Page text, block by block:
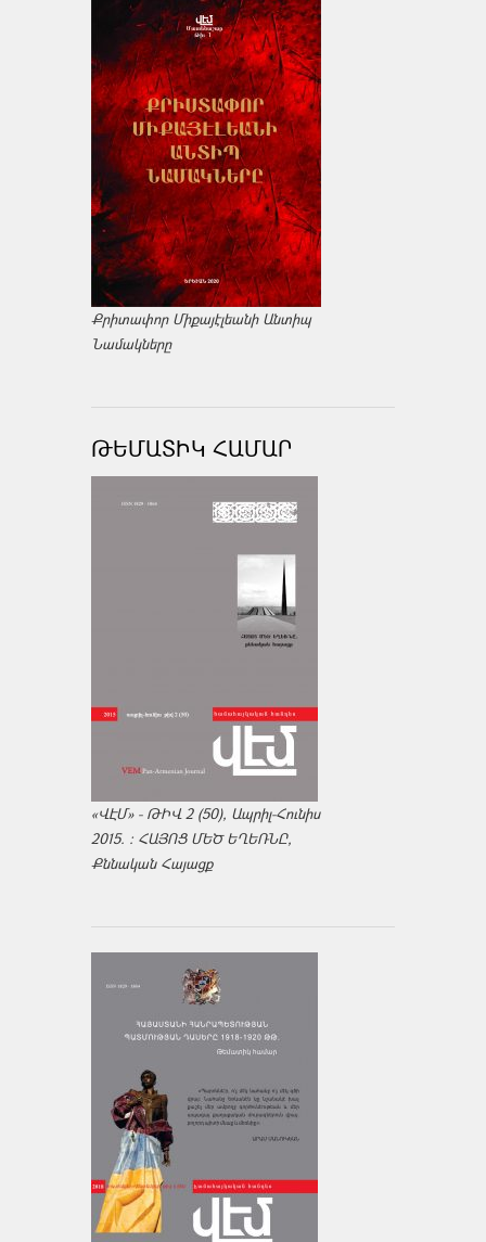
Քրիտափոր Միքայէլեանի Անտիպ
Նամակները
ԹԵՄԱՏԻԿ ՀԱՄԱՐ
«ՎԷՄ» - ԹԻՎ 2 (50), Ապրիլ-Հունիս
2015. : ՀԱՅՈՑ ՄԵԾ ԵՂԵՌՆԸ,
Քննական Հայացք